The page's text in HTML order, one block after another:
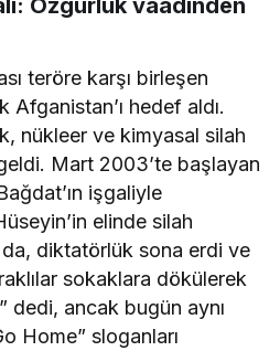
teröre karşı birleşen
hedef aldı.
nükleer ve kimyasal silah
Mart 2003’te başlayan
işgaliyle
elinde silah
da, diktatörlük sona erdi ve
sokaklara dökülerek
dedi, ancak bugün aynı
Home” sloganları